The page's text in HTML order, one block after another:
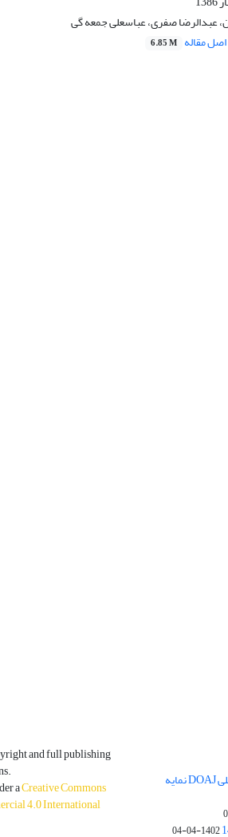
عبدالرضا صفری، عباسعلی جمعه گی
اصل مقاله 6.85 M
مجله فیزیک زمین و فضا در پایگاه بین المللی DOAJ نمایه
1402-04-04
and full publishing
aCreative Commons
4.0 International